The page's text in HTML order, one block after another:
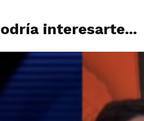
interesarte...